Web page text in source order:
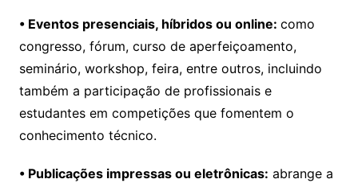
• Eventos presenciais, híbridos ou online: como
congresso, fórum, curso de aperfeiçoamento,
seminário, workshop, feira, entre outros, incluindo
também a participação de profissionais e
estudantes em competições que fomentem o
conhecimento técnico.
• Publicações impressas ou eletrônicas: abrange a